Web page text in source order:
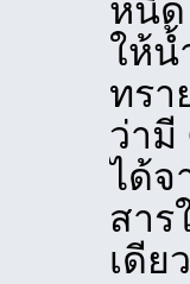
หนืด
ให้น้
ทรา
ว่ามี
ได้จ
สาร
เดีย